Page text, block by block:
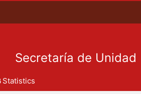
Secretaría de Unidad
Statistics